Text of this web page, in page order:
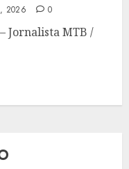
2026 0
Jornalista MTB /